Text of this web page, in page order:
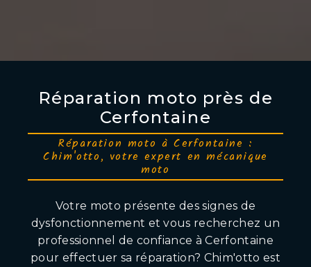
Réparation moto près de
Cerfontaine
Réparation moto à Cerfontaine :
Chim'otto, votre expert en mécanique
moto
Votre moto présente des signes de
dysfonctionnement et vous recherchez un
professionnel de confiance à Cerfontaine
pour effectuer sa réparation? Chim'otto est